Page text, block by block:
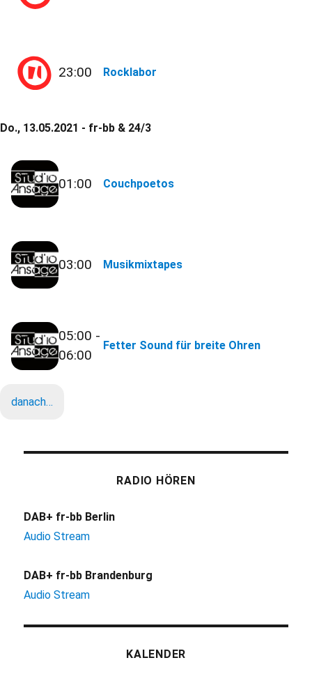
23:00 Rocklabor
Do., 13.05.2021 - fr-bb & 24/3
01:00 Couchpoetos
03:00 Musikmixtapes
05:00 -
06:00
Fetter Sound für breite Ohren
danach…
RADIO HÖREN
DAB+ fr-bb Berlin
Audio Stream
DAB+ fr-bb Brandenburg
Audio Stream
KALENDER